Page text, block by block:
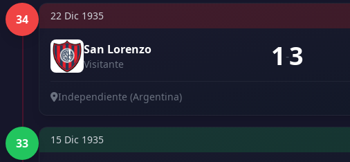
34 22 Dic 1935
San Lorenzo
Visitante 1 -3
Independiente (Argentina)
33 15 Dic 1935